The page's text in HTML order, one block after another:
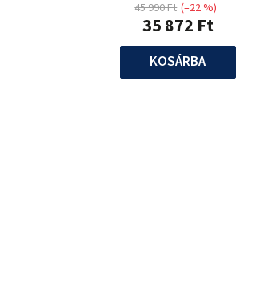
35 872 Ft
45 990 Ft (–22 %)
KOSÁRBA